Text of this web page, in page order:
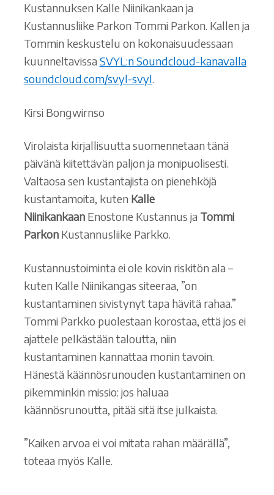
Kustannuksen Kalle Niinikankaan ja
Kustannusliike Parkon Tommi Parkon. Kallen ja
Tommin keskustelu on kokonaisuudessaan
kuunneltavissaSVYL:n Soundcloud-kanavalla
soundcloud.com/svyl-svyl.
Kirsi Bongwirnso
Virolaista kirjallisuutta suomennetaan tänä
päivänä kiitettävän paljon ja monipuolisesti.
Valtaosa sen kustantajista on pienehköjä
kustantamoita, kuten Kalle
Niinikankaan Enostone Kustannus ja Tommi
Parkon Kustannusliike Parkko.
Kustannustoiminta ei ole kovin riskitön ala –
kuten Kalle Niinikangas siteeraa, ”on
kustantaminen sivistynyt tapa hävitä rahaa.”
Tommi Parkko puolestaan korostaa, että jos ei
ajattele pelkästään taloutta, niin
kustantaminen kannattaa monin tavoin.
Hänestä käännösrunouden kustantaminen on
pikemminkin missio: jos haluaa
käännösrunoutta, pitää sitä itse julkaista.
”Kaiken arvoa ei voi mitata rahan määrällä”,
toteaa myös Kalle.